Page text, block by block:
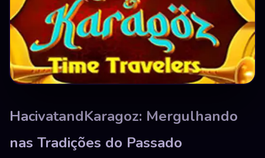
HacivatandKaragoz: Mergulhando
nas Tradições do Passado